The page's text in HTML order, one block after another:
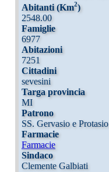
Abitanti (Km2)
2548.00
Famiglie
6977
Abitazioni
7251
Cittadini
sevesini
Targa provincia
MI
Patrono
SS. Gervasio e Protasio
Farmacie
Farmacie
Sindaco
Clemente Galbiati